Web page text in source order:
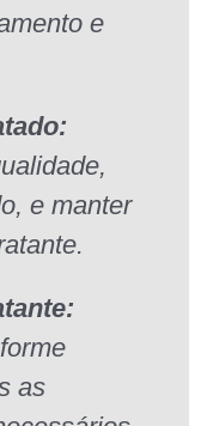
e
e manter
as